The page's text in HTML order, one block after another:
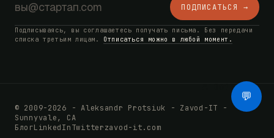
ПОДПИСАТЬСЯ →
Подписываясь, вы соглашаетесь получать письма. Без передачи
списка третьим лицам. Отписаться можно в любой момент.
© 2009-2026 - Aleksandr Protsiuk - Zavod-IT -
Sunnyvale, CA
БлогLinkedInTwitterzavod-it.com
💬